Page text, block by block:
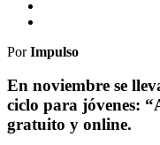
PorImpulso
En noviembre se
ciclo para jóvenes:
gratuito y online.